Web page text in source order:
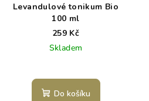
Levandulové tonikum Bio
100 ml
259 Kč
Skladem
Do košíku